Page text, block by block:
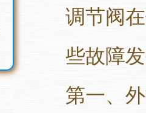
调节阀
些故障
第一、